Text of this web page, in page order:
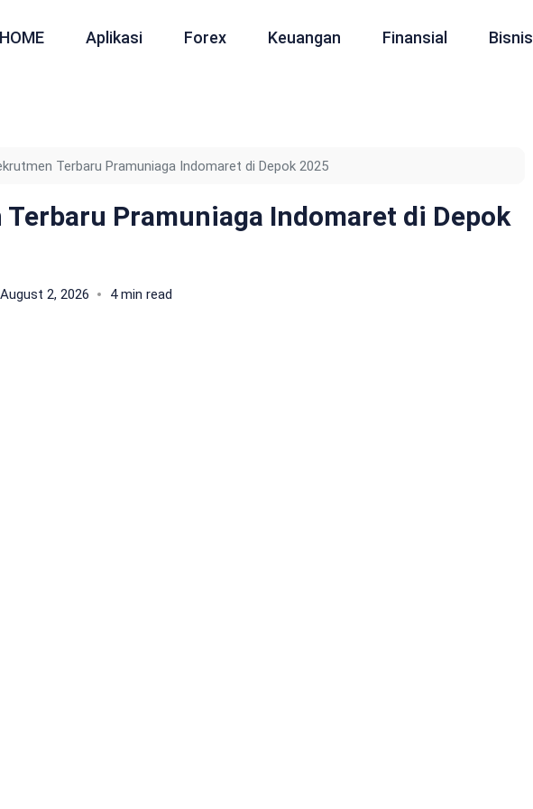
HOME Aplikasi Forex Keuangan Finansial Bisnis
Terbaru Pramuniaga Indomaret di Depok 2025
Terbaru Pramuniaga Indomaret di Depok
August 2, 2026 4 min read